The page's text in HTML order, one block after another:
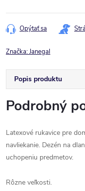
Opýtať sa
Značka:Janegal
Popis produktu
Podrobný
Latexové rukavice pre
navliekanie. Dezén na
uchopeniu predmetov.
Rôzne veľkosti.